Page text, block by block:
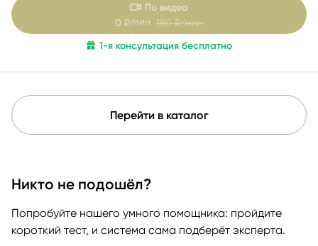
По видео
0 ₽/мин180 ₽/мин
1-я консультация бесплатно
Перейти в каталог
Никто не подошёл?
Попробуйте нашего умного помощника: пройдите
короткий тест, и система сама подберёт эксперта.